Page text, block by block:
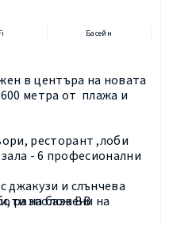
Басейн
в центъра на новата
метра от плажа и
ресторант ,лоби
- 6 професионални
джакузи и слънчева
разположени на
на база ВВ